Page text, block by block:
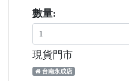
數量:
現貨門市
台南永成店